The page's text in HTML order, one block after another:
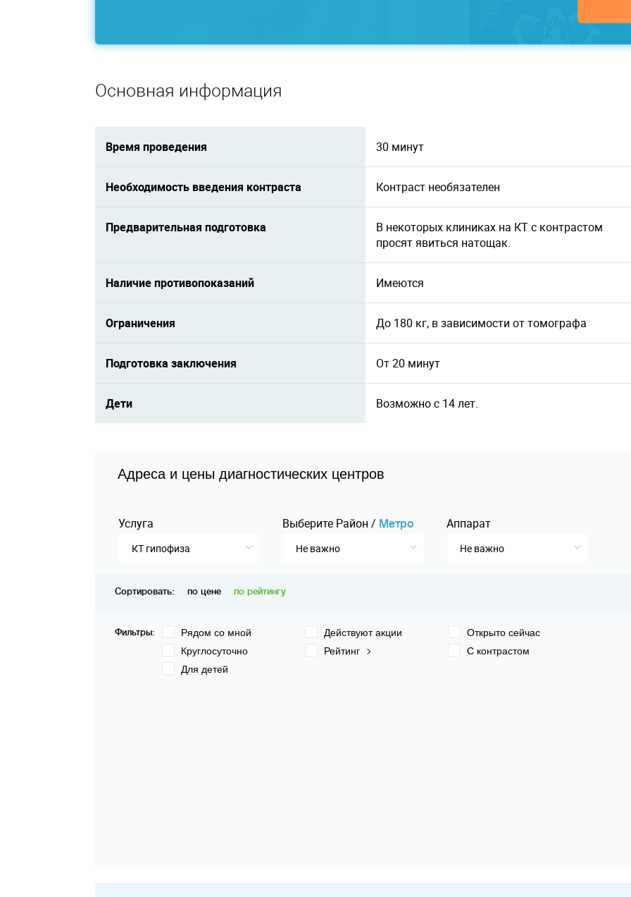
Основная информация
Время проведения 30 минут
Необходимость введения контраста Контраст необязателен
Предварительная подготовка
В некоторых клиниках на КТ с контрастом
просят явиться натощак.
Наличие противопоказаний Имеются
Ограничения До 180 кг, в зависимости от томографа
Подготовка заключения От 20 минут
Дети Возможно с 14 лет.
Адреса и цены диагностических центров
Услуга
КТ гипофиза
Выберите Pайон / Mетро
Не важно
Аппарат
Не важно
Сортировать: по цене по рейтингу
Фильтры: Рядом со мной Действуют акции
Открыто сейчас
Круглосуточно
Рейтинг
С контрастом
Для детей